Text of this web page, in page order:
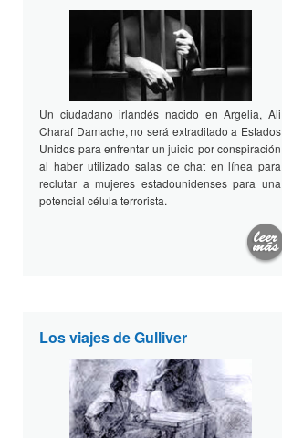
Un ciudadano irlandés nacido en Argelia, Ali
Charaf Damache, no será extraditado a Estados
Unidos para enfrentar un juicio por conspiración
al haber utilizado salas de chat en línea para
reclutar a mujeres estadounidenses para una
potencial célula terrorista.
Los viajes de Gulliver